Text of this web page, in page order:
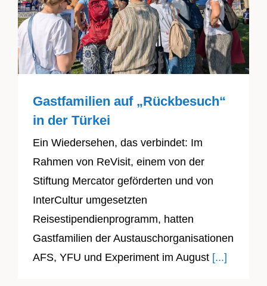
Gastfamilien auf „Rückbesuch“
in der Türkei
Ein Wiedersehen, das verbindet: Im
Rahmen von ReVisit, einem von der
Stiftung Mercator geförderten und von
InterCultur umgesetzten
Reisestipendienprogramm, hatten
Gastfamilien der Austauschorganisationen
AFS, YFU und Experiment im August [...]